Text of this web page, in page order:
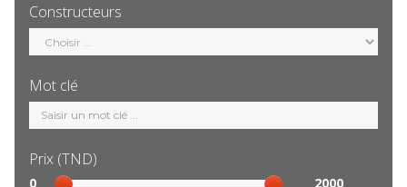
Constructeurs
Sélection
constructeur
Mot clé
Mot
clé
Prix (TND)
Sélection
0 2000